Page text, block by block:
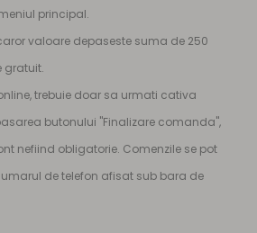
principal.
valoare depaseste suma de 250
gratuit.
trebuie doar sa urmati cativa
butonului "Finalizare comanda",
nefiind obligatorie. Comenzile se pot
de telefon afisat sub bara de